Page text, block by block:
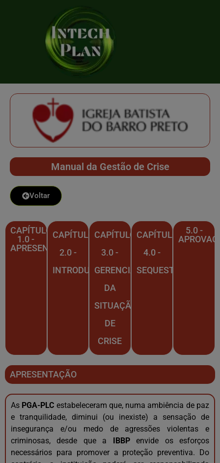
Manual da Gestão de Crise
Voltar
CAPÍTULO
1.0 -
APRESENTAÇÃO
CAPÍTULO
2.0 -
INTRODUÇÃO
CAPÍTULO
3.0 -
GERENCIAMENTO
DA
SITUAÇÃO
DE
CRISE
CAPÍTULO
4.0 -
SEQUESTROS
5.0 -
APRESENTAÇÃO
As PGA-PLC estabeleceram que, numa ambiência de paz
e tranquilidade, diminui (ou inexiste) a sensação de
insegurança e/ou medo de agressões violentas e
criminosas, desde que a
IBBPenvide os esforços
necessários para promover a proteção preventiva. Do